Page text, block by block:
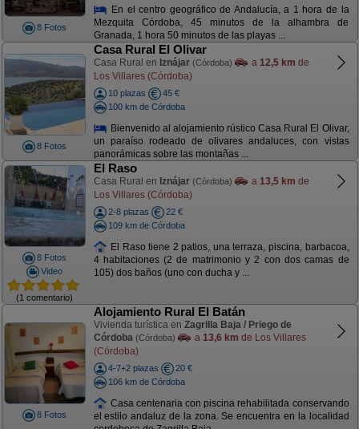
8 Fotos
En el centro geográfico de Andalucía, a 1 hora de la
Mezquita Córdoba, 45 minutos de la alhambra de
Granada, 1 hora 50 minutos de las playas ...
8 Fotos
Casa Rural El Olivar
Casa Rural en Iznájar (Córdoba) a 12,5 km de
Los Villares (Córdoba)
10 plazas
45 €
100 km de Córdoba
Bienvenido al alojamiento rústico Casa Rural El Olivar,
un paraíso rodeado de olivares andaluces, con vistas
panorámicas sobre las montañas ...
8 Fotos
Video
(1 comentario)
El Raso
Casa Rural en Iznájar (Córdoba) a 13,5 km de
Los Villares (Córdoba)
2-8 plazas
22 €
109 km de Córdoba
El Raso tiene 2 patios, una terraza, piscina, barbacoa,
4 habitaciones (2 de matrimonio y 2 con dos camas de
105) dos baños (uno con ducha y ...
8 Fotos
Alojamiento Rural El Batán
Vivienda turística en Zagrilla Baja / Priego de
Córdoba (Córdoba) a 13,6 km de Los Villares
(Córdoba)
4-7+2 plazas
20 €
106 km de Córdoba
Casa centenaria con piscina rehabilitada conservando
el estilo andaluz de la zona. Se encuentra en la localidad